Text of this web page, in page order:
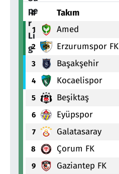
# Takım
1 Amed
2 Erzurumspor FK
3 Başakşehir
4 Kocaelispor
5 Beşiktaş
6 Eyüpspor
7 Galatasaray
8 Çorum FK
9 Gaziantep FK